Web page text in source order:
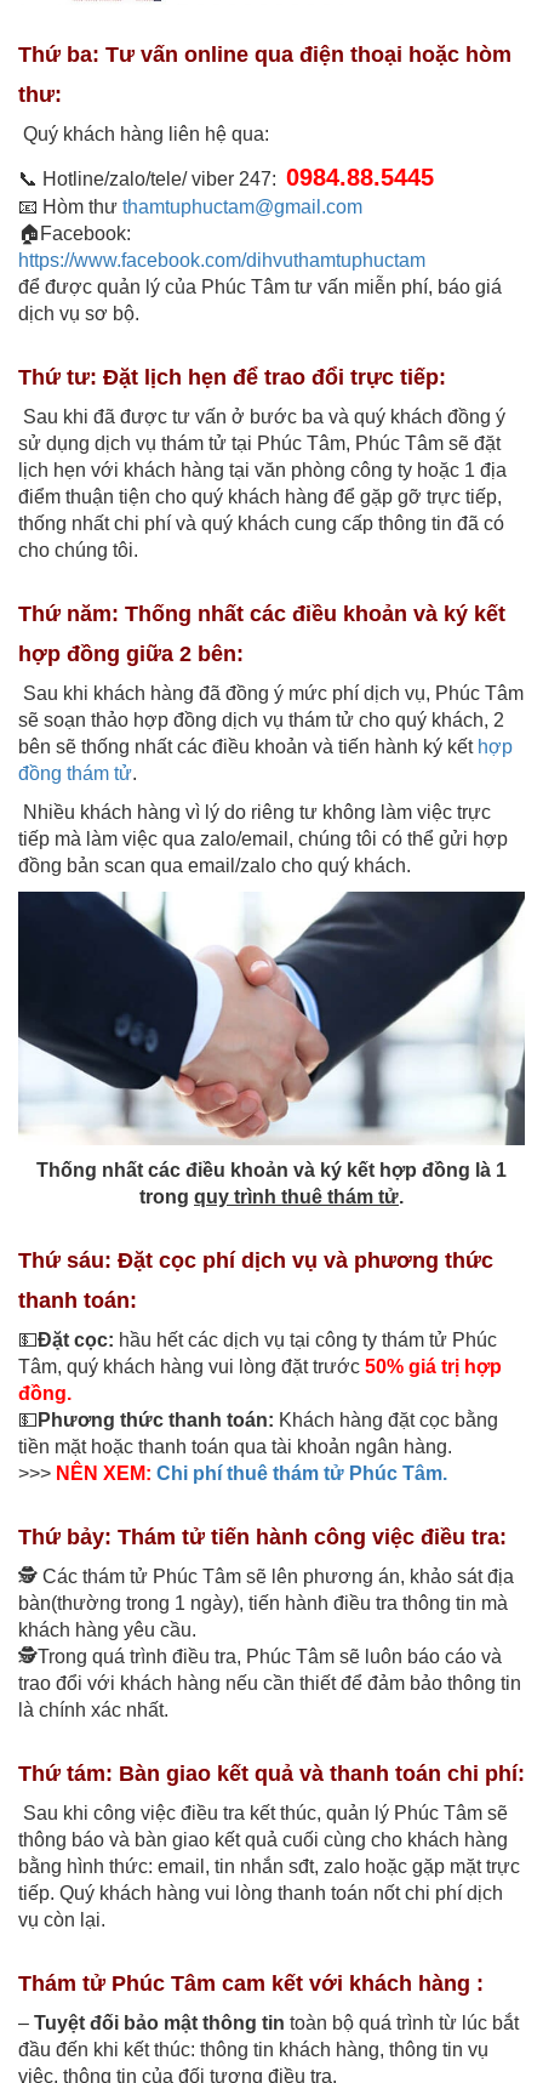
Thứ ba: Tư vấn online qua điện thoại hoặc hòm
thư:
Quý khách hàng liên hệ qua:
📞 Hotline/zalo/tele/ viber 247: 0984.88.5445
📧 Hòm thư thamtuphuctam@gmail.com
🏠Facebook:
https://www.facebook.com/dihvuthamtuphuctam
để được quản lý của Phúc Tâm tư vấn miễn phí, báo giá
dịch vụ sơ bộ.
Thứ tư: Đặt lịch hẹn để trao đổi trực tiếp:
Sau khi đã được tư vấn ở bước ba và quý khách đồng ý
sử dụng dịch vụ thám tử tại Phúc Tâm, Phúc Tâm sẽ đặt
lịch hẹn với khách hàng tại văn phòng công ty hoặc 1 địa
điểm thuận tiện cho quý khách hàng để gặp gỡ trực tiếp,
thống nhất chi phí và quý khách cung cấp thông tin đã có
cho chúng tôi.
Thứ năm: Thống nhất các điều khoản và ký kết
hợp đồng giữa 2 bên:
Sau khi khách hàng đã đồng ý mức phí dịch vụ, Phúc Tâm
sẽ soạn thảo hợp đồng dịch vụ thám tử cho quý khách, 2
bên sẽ thống nhất các điều khoản và tiến hành ký kết hợp
đồng thám tử.
Nhiều khách hàng vì lý do riêng tư không làm việc trực
tiếp mà làm việc qua zalo/email, chúng tôi có thể gửi hợp
đồng bản scan qua email/zalo cho quý khách.
Thống nhất các điều khoản và ký kết hợp đồng là 1
trong quy trình thuê thám tử.
Thứ sáu: Đặt cọc phí dịch vụ và phương thức
thanh toán:
💵Đặt cọc: hầu hết các dịch vụ tại công ty thám tử Phúc
Tâm, quý khách hàng vui lòng đặt trước 50% giá trị hợp
đồng.
💵 Phương thức thanh toán: Khách hàng đặt cọc bằng
tiền mặt hoặc thanh toán qua tài khoản ngân hàng.
>>> NÊN XEM: Chi phí thuê thám tử Phúc Tâm.
Thứ bảy: Thám tử tiến hành công việc điều tra:
🕵️ Các thám tử Phúc Tâm sẽ lên phương án, khảo sát địa
bàn(thường trong 1 ngày), tiến hành điều tra thông tin mà
khách hàng yêu cầu.
🕵️Trong quá trình điều tra, Phúc Tâm sẽ luôn báo cáo và
trao đổi với khách hàng nếu cần thiết để đảm bảo thông tin
là chính xác nhất.
Thứ tám: Bàn giao kết quả và thanh toán chi phí:
Sau khi công việc điều tra kết thúc, quản lý Phúc Tâm sẽ
thông báo và bàn giao kết quả cuối cùng cho khách hàng
bằng hình thức: email, tin nhắn sđt, zalo hoặc gặp mặt trực
tiếp. Quý khách hàng vui lòng thanh toán nốt chi phí dịch
vụ còn lại.
Thám tử Phúc Tâm cam kết với khách hàng :
– Tuyệt đối bảo mật thông tin toàn bộ quá trình từ lúc bắt
đầu đến khi kết thúc: thông tin khách hàng, thông tin vụ
việc, thông tin của đối tượng điều tra.